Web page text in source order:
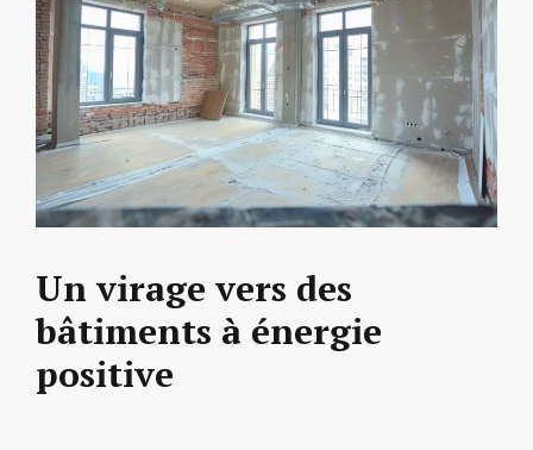
Un virage vers des
bâtiments à énergie
positive